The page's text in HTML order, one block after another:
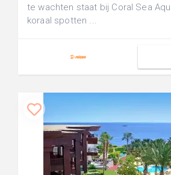
te wachten staat bij Coral Sea
koraal spotten ...